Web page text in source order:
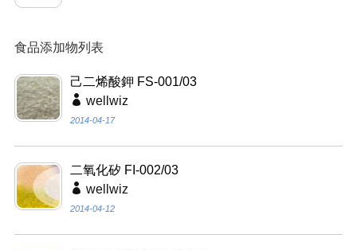
食品添加物列表
己二烯酸鉀 FS-001/03
wellwiz
2014-04-17
二氧化矽 FI-002/03
wellwiz
2014-04-12